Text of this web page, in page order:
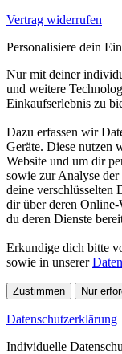
Vertrag widerrufen
Personalisiere dein
Nur mit deiner
und weitere
Einkaufserlebnis zu
Dazu erfassen wir
Geräte. Diese nutzen
Website und um dir
sowie zur Analyse
deine verschlüsselten
dir über deren Online-
du deren Dienste
Erkundige dich bitte
sowie in unserer
Zustimmen Nur
Datenschutzerklärung
Individuelle